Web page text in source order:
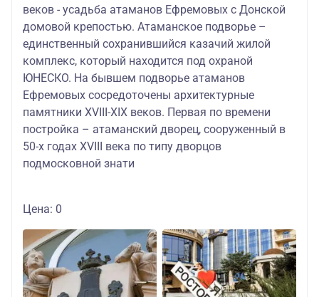
веков - усадьба атаманов Ефремовых с Донской
домовой крепостью. Атаманское подворье –
единственный сохранившийся казачий жилой
комплекс, который находится под охраной
ЮНЕСКО. На бывшем подворье атаманов
Ефремовых сосредоточены архитектурные
памятники ХVIII-ХIХ веков. Первая по времени
постройка – атаманский дворец, сооруженный в
50-х годах ХVIII века по типу дворцов
подмосковной знати
Цена: 0